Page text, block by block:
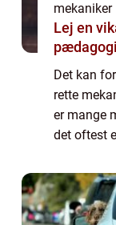
mekaniker
Lej en
Det kan
rette
er mange
det oftest